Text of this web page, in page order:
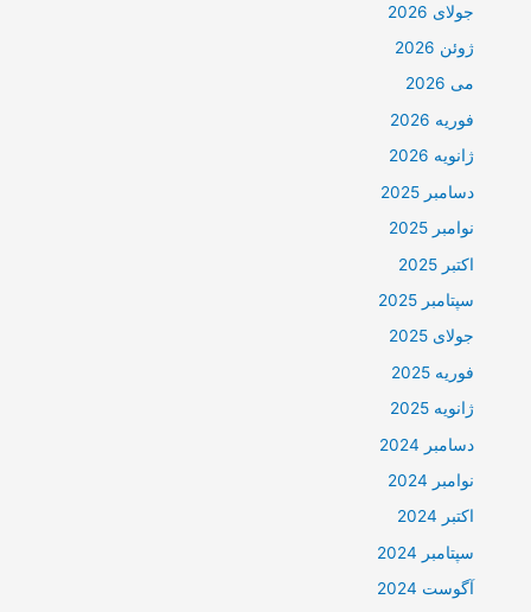
جولای 2026
ژوئن 2026
می 2026
فوریه 2026
ژانویه 2026
دسامبر 2025
نوامبر 2025
اکتبر 2025
سپتامبر 2025
جولای 2025
فوریه 2025
ژانویه 2025
دسامبر 2024
نوامبر 2024
اکتبر 2024
سپتامبر 2024
آگوست 2024